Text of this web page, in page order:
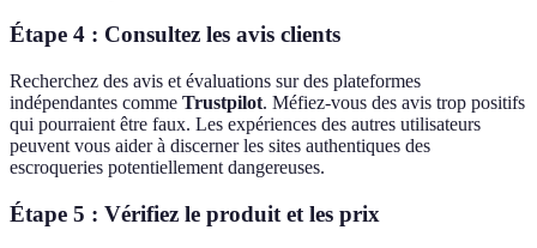
Étape 4 : Consultez les avis clients
Recherchez des avis et évaluations sur des plateformes
indépendantes comme Trustpilot. Méfiez-vous des avis trop positifs
qui pourraient être faux. Les expériences des autres utilisateurs
peuvent vous aider à discerner les sites authentiques des
escroqueries potentiellement dangereuses.
Étape 5 : Vérifiez le produit et les prix